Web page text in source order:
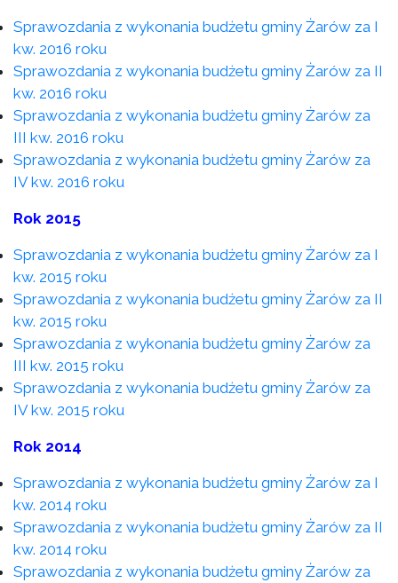
Sprawozdania z wykonania budżetu gminy Żarów za I
kw. 2016 roku
Sprawozdania z wykonania budżetu gminy Żarów za II
kw. 2016 roku
Sprawozdania z wykonania budżetu gminy Żarów za
III kw. 2016 roku
Sprawozdania z wykonania budżetu gminy Żarów za
IV kw. 2016 roku
Rok 2015
Sprawozdania z wykonania budżetu gminy Żarów za I
kw. 2015 roku
Sprawozdania z wykonania budżetu gminy Żarów za II
kw. 2015 roku
Sprawozdania z wykonania budżetu gminy Żarów za
III kw. 2015 roku
Sprawozdania z wykonania budżetu gminy Żarów za
IV kw. 2015 roku
Rok 2014
Sprawozdania z wykonania budżetu gminy Żarów za I
kw. 2014 roku
Sprawozdania z wykonania budżetu gminy Żarów za II
kw. 2014 roku
Sprawozdania z wykonania budżetu gminy Żarów za